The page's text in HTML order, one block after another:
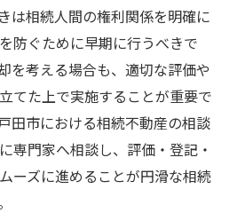
は相続人間の権利関係を明確に
防ぐために早期に行うべきで
を考える場合も、適切な評価や
てた上で実施することが重要で
田市における相続不動産の相談
専門家へ相談し、評価・登記・
ーズに進めることが円滑な相続